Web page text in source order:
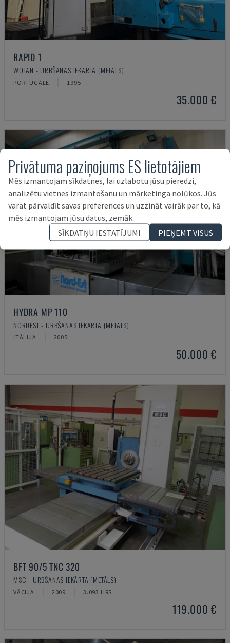
RAPID 1
WOTAN - URBŠANAS IEKĀRTA (METĀLS)
PORTUGĀLE 1995
35.000 €
HYDRA MP 110
NORDEST - URBŠANAS IEKĀRTA (METĀLS)
ITĀLIJA 2005
50.000 €
BFT 90/5 TNC 320
MSC - URBŠANAS IEKĀRTA (METĀLS)
VĀCIJA 2009 3.093 HRS
119.000 €
Privātuma paziņojums ES lietotājiem
Mēs izmantojam sīkdatnes, lai uzlabotu jūsu pieredzi,
analizētu vietnes izmantošanu un mārketinga nolūkos. Jūs
varat pārvaldīt savas preferences un uzzināt vairāk par to, kā
mēs izmantojam jūsu datus, zemāk.
SĪKDATŅU IESTATĪJUMI
PIEŅEMT VISUS